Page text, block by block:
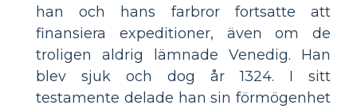
han och hans farbror fortsatte att
finansiera expeditioner, även om de
troligen aldrig lämnade Venedig. Han
blev sjuk och dog år 1324. I sitt
testamente delade han sin förmögenhet